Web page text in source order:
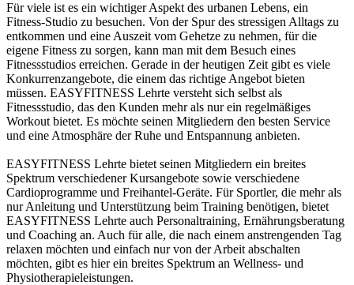
Für viele ist es ein wichtiger Aspekt des urbanen Lebens, ein
Fitness-Studio zu besuchen. Von der Spur des stressigen Alltags zu
entkommen und eine Auszeit vom Gehetze zu nehmen, für die
eigene Fitness zu sorgen, kann man mit dem Besuch eines
Fitnessstudios erreichen. Gerade in der heutigen Zeit gibt es viele
Konkurrenzangebote, die einem das richtige Angebot bieten
müssen. EASYFITNESS Lehrte versteht sich selbst als
Fitnessstudio, das den Kunden mehr als nur ein regelmäßiges
Workout bietet. Es möchte seinen Mitgliedern den besten Service
und eine Atmosphäre der Ruhe und Entspannung anbieten.
EASYFITNESS Lehrte bietet seinen Mitgliedern ein breites
Spektrum verschiedener Kursangebote sowie verschiedene
Cardioprogramme und Freihantel-Geräte. Für Sportler, die mehr als
nur Anleitung und Unterstützung beim Training benötigen, bietet
EASYFITNESS Lehrte auch Personaltraining, Ernährungsberatung
und Coaching an. Auch für alle, die nach einem anstrengenden Tag
relaxen möchten und einfach nur von der Arbeit abschalten
möchten, gibt es hier ein breites Spektrum an Wellness- und
Physiotherapieleistungen.